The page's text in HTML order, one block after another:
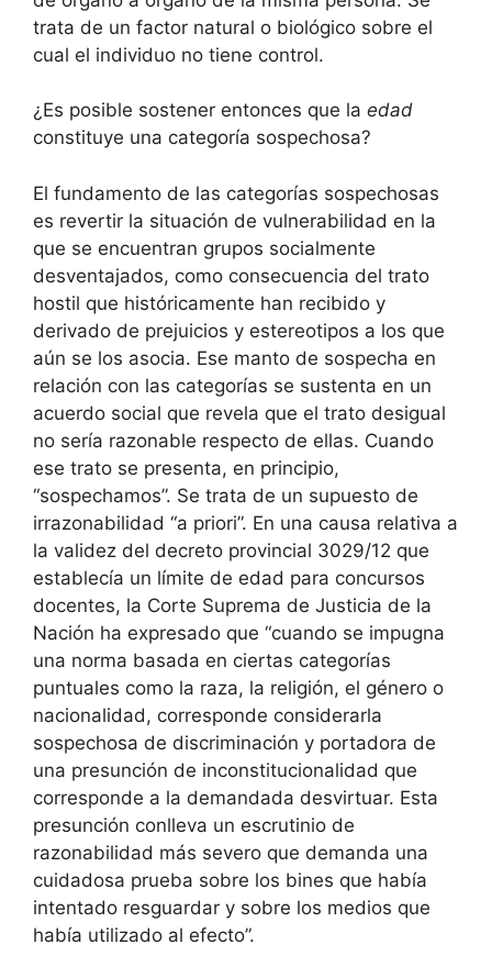
trata de un factor natural o biológico sobre el
cual el individuo no tiene control.
¿Es posible sostener entonces que la edad
constituye una categoría sospechosa?
El fundamento de las categorías sospechosas
es revertir la situación de vulnerabilidad en la
que se encuentran grupos socialmente
desventajados, como consecuencia del trato
hostil que históricamente han recibido y
derivado de prejuicios y estereotipos a los que
aún se los asocia. Ese manto de sospecha en
relación con las categorías se sustenta en un
acuerdo social que revela que el trato desigual
no sería razonable respecto de ellas. Cuando
ese trato se presenta, en principio,
“sospechamos”. Se trata de un supuesto de
irrazonabilidad “a priori”. En una causa relativa a
la validez del decreto provincial 3029/12 que
establecía un límite de edad para concursos
docentes, la Corte Suprema de Justicia de la
Nación ha expresado que “cuando se impugna
una norma basada en ciertas categorías
puntuales como la raza, la religión, el género o
nacionalidad, corresponde considerarla
sospechosa de discriminación y portadora de
una presunción de inconstitucionalidad que
corresponde a la demandada desvirtuar. Esta
presunción conlleva un escrutinio de
razonabilidad más severo que demanda una
cuidadosa prueba sobre los bines que había
intentado resguardar y sobre los medios que
había utilizado al efecto”.